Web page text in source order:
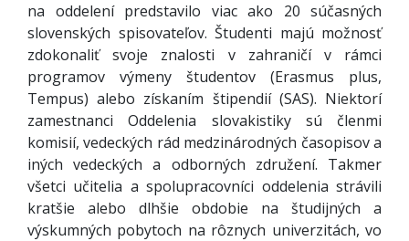
na oddelení predstavilo viac ako 20 súčasných
slovenských spisovateľov. Študenti majú možnosť
zdokonaliť svoje znalosti v zahraničí v rámci
programov výmeny študentov (Erasmus plus,
Tempus) alebo získaním štipendií (SAS). Niektorí
zamestnanci Oddelenia slovakistiky sú členmi
komisií, vedeckých rád medzinárodných časopisov a
iných vedeckých a odborných združení. Takmer
všetci učitelia a spolupracovníci oddelenia strávili
kratšie alebo dlhšie obdobie na študijných a
výskumných pobytoch na rôznych univerzitách, vo